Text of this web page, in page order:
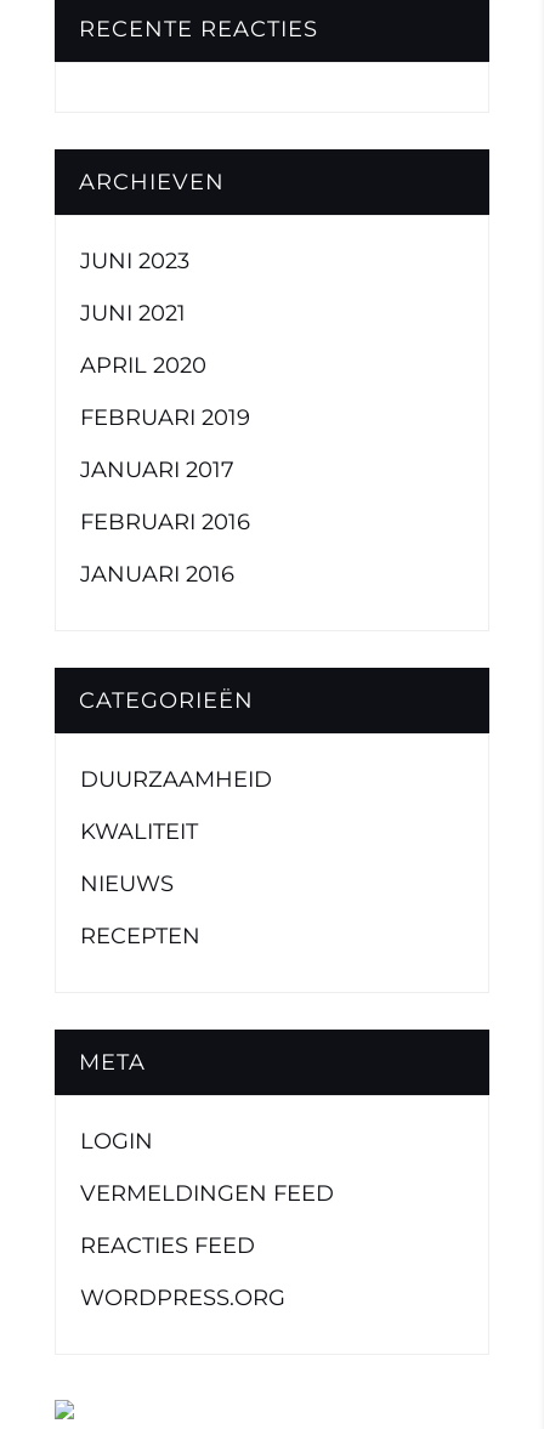
RECENTE REACTIES
ARCHIEVEN
JUNI 2023
JUNI 2021
APRIL 2020
FEBRUARI 2019
JANUARI 2017
FEBRUARI 2016
JANUARI 2016
CATEGORIEËN
DUURZAAMHEID
KWALITEIT
NIEUWS
RECEPTEN
META
LOGIN
VERMELDINGEN FEED
REACTIES FEED
WORDPRESS.ORG